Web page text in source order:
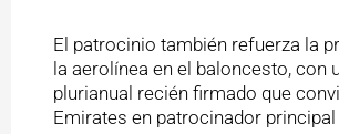
El patrocinio también refuerza la
la aerolínea en el baloncesto, con
plurianual recién firmado que
Emirates en patrocinador principal